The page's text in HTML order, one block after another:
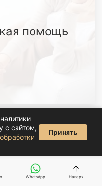
помощь
WhatsApp Наверх
с сайтом,
Принять